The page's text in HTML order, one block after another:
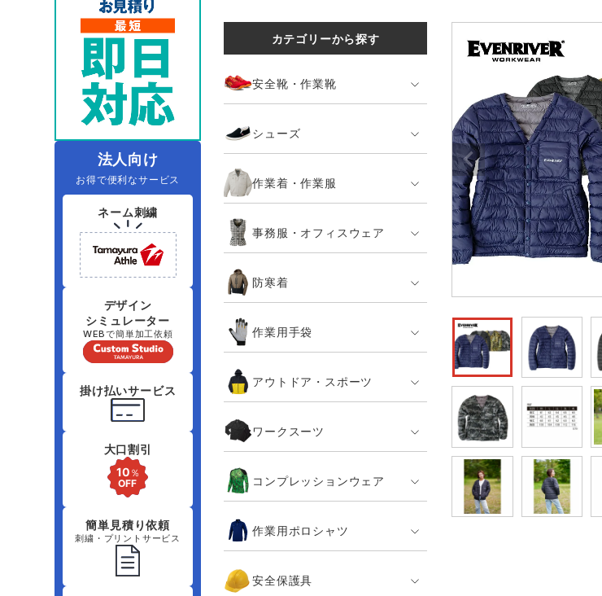
コンプレッションウェア 作業用ポロシャツ
ヤッケ 作業用小物・アクセサリー類
ファン付きウェア（空調服シリー
ズ）
電熱ウェア・ヒートウェア
空調服ランキング コンプレッションウェアランキング 作業用
レインウェアランキング アイズフロンティア ランキング
アイトス ランキング ジーベック ランキング
ネーム
作業着
ニット
ファン
防寒
カジュ
アイズフロンティア
クロダルマ 桑和 山田辰 クレヒ
住商モンブラン ボンマックス GUSH FORCE CUP
シンメン 日進ゴム ハイパーV 丸五
タカヤ商事 エアークラフト 自重堂
アタックベース サンエス 中塚被服 イーブ
藤井電工 福山ゴム工業
ビッグ
社
DIY・日曜大工作業服 飲食店ユニフォーム 運送・
夜間・高視認性安全服 医療白衣・介護服
法人向け
お得で便利なサービス
ネーム刺繍
デザイン
シミュレーター
WEBで簡単加工依頼
掛け払いサービス
大口割引
簡単見積り依頼
刺繍・プリントサービス
カテゴリーから探す
安全靴・作業靴
シューズ
作業着・作業服
事務服・オフィスウェア
防寒着
作業用手袋
アウトドア・スポーツ
ワークスーツ
コンプレッションウェア
作業用ポロシャツ
安全保護具